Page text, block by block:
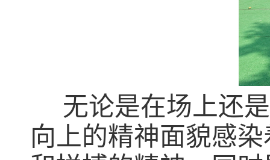
无论是在场上还
向上的精神面貌感